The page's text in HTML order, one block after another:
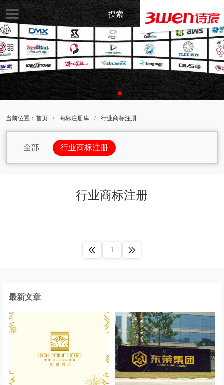
搜索
当前位置： 首页 / 商标注册库 / 行业商标注册
全部 行业商标注册
办公设备商标注册
床上用品商标注册
电子产品商标注册
电动工具商标注册
电池商标注册 服装商标注册
果汁商标注册 罐头商标注册
干果商标注册
行业商标注册
1
最新文章